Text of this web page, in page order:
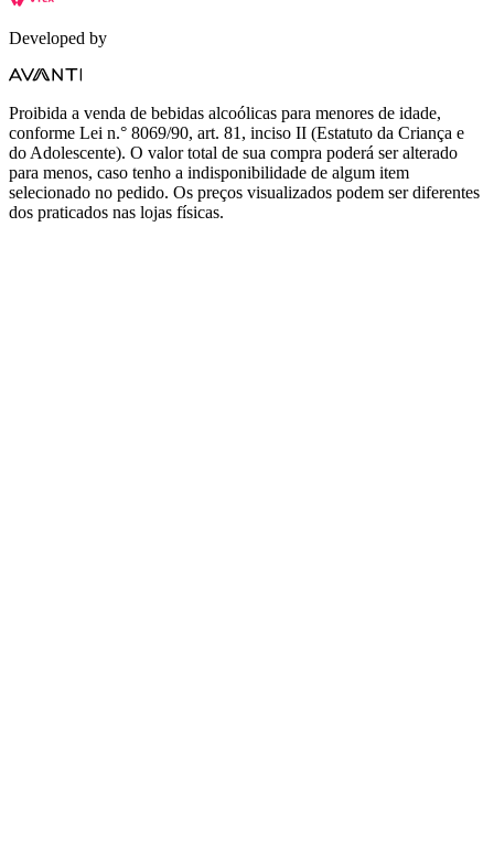
Developed by
Proibida a venda de bebidas alcoólicas para menores de idade,
conforme Lei n.° 8069/90, art. 81, inciso II (Estatuto da Criança e
do Adolescente). O valor total de sua compra poderá ser alterado
para menos, caso tenho a indisponibilidade de algum item
selecionado no pedido. Os preços visualizados podem ser diferentes
dos praticados nas lojas físicas.